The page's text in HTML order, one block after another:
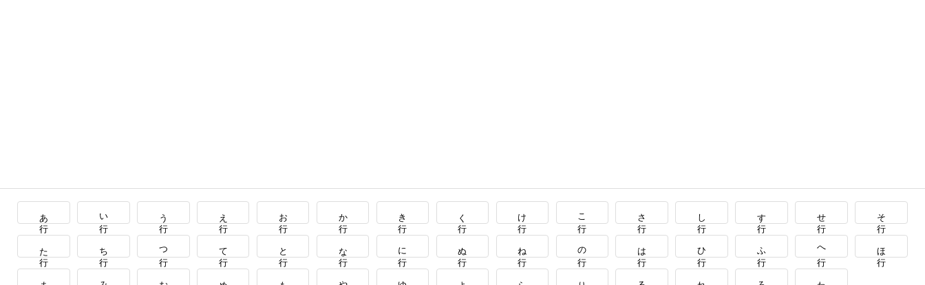
あ行 い行 う行 え行 お行 か行 き行 く行 け行 こ行 さ行 し行 す行 せ行 そ行
た行 ち行 つ行 て行 と行 な行 に行 ぬ行 ね行 の行 は行 ひ行 ふ行 へ行 ほ行
ま行 み行 む行 め行 も行 や行 ゆ行 よ行 ら行 り行 る行 れ行 ろ行 わ行